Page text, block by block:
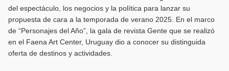
del espectáculo, los negocios y la política para lanzar su
propuesta de cara a la temporada de verano 2025. En el marco
de “Personajes del Año”, la gala de revista Gente que se realizó
en el Faena Art Center, Uruguay dio a conocer su distinguida
oferta de destinos y actividades.